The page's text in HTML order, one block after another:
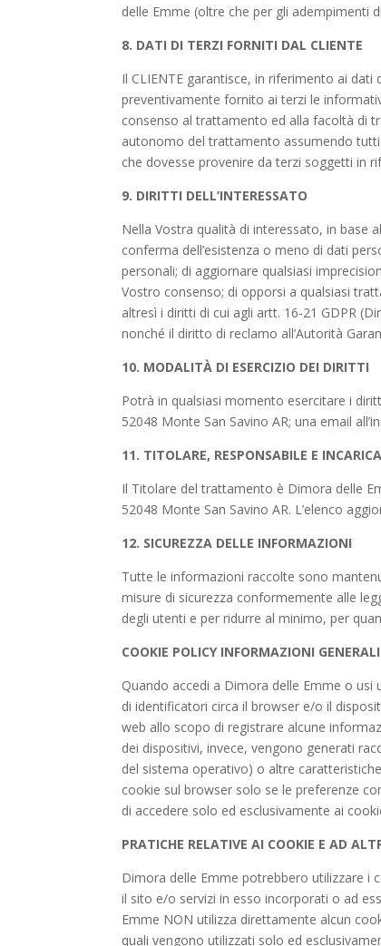
delle Emme (oltre che per gli adempimenti
8. DATI DI TERZI FORNITI DAL CLIENTE
Il CLIENTE garantisce, in riferimento ai
preventivamente fornito ai terzi le
consenso al trattamento ed alla facoltà di
autonomo del trattamento assumendo
che dovesse provenire da terzi soggetti in
9. DIRITTI DELL’INTERESSATO
Nella Vostra qualità di interessato, in base
conferma dell’esistenza o meno di dati
personali; di aggiornare qualsiasi
Vostro consenso; di opporsi a qualsiasi
altresì i diritti di cui agli artt. 16-21 GDPR
nonché il diritto di reclamo all’Autorità
10. MODALITÀ DI ESERCIZIO DEI DIRITTI
Potrà in qualsiasi momento esercitare i
52048 Monte San Savino AR; una email
11. TITOLARE, RESPONSABILE E
Il Titolare del trattamento è Dimora delle
52048 Monte San Savino AR. L’elenco
12. SICUREZZA DELLE INFORMAZIONI
Tutte le informazioni raccolte sono
misure di sicurezza conformemente alle
degli utenti e per ridurre al minimo, per
COOKIE POLICY INFORMAZIONI
Quando accedi a Dimora delle Emme o
di identificatori circa il browser e/o il
web allo scopo di registrare alcune
dei dispositivi, invece, vengono generati
del sistema operativo) o altre
cookie sul browser solo se le preferenze
di accedere solo ed esclusivamente ai
PRATICHE RELATIVE AI COOKIE E AD
Dimora delle Emme potrebbero utilizzare i
il sito e/o servizi in esso incorporati o ad
Emme NON utilizza direttamente alcun
quali vengono utilizzati solo ed